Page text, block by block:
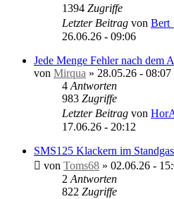
1394 Zugriffe
Letzter Beitrag von
26.06.26 - 09:06
Jede Menge Fehler nach dem
von Mirqua » 28.05.26 - 08:07
4 Antworten
983 Zugriffe
Letzter Beitrag von
17.06.26 - 20:12
SMS125 Klackern im Standgas
von Toms68 » 02.06.26 -
2 Antworten
822 Zugriffe